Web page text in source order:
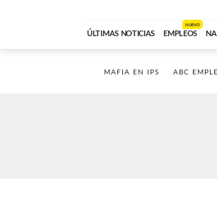
ÚLTIMAS NOTICIAS EMPLEOS
NUEVO
MAFIA EN IPS ABC